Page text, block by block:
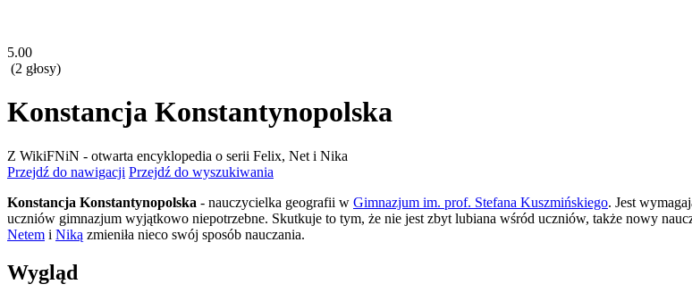
5.00
(2 głosy)
Konstancja Konstantynopolska
Z WikiFNiN - otwarta encyklopedia o serii Felix, Net i Nika
Przejdź do nawigacji Przejdź do wyszukiwania
Konstancja Konstantynopolska - nauczycielka geografii w Gimnazjum im. prof. Stefana Kuszmińskiego. Jest
uczniów gimnazjum wyjątkowo niepotrzebne. Skutkuje to tym, że nie jest zbyt lubiana wśród uczniów, także nowy
Netem i Niką zmieniła nieco swój sposób nauczania.
Wygląd